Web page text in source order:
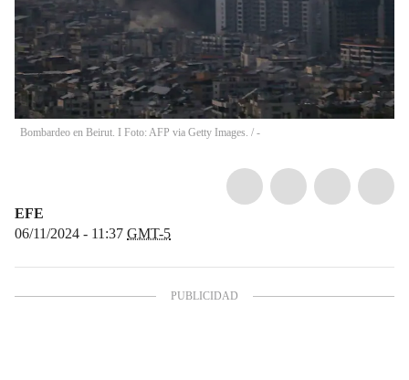
Bombardeo en Beirut. I Foto: AFP via Getty Images. / -
EFE
06/11/2024 - 11:37 GMT-5